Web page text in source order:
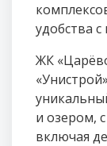
удобства
ЖК
и озером,
включая